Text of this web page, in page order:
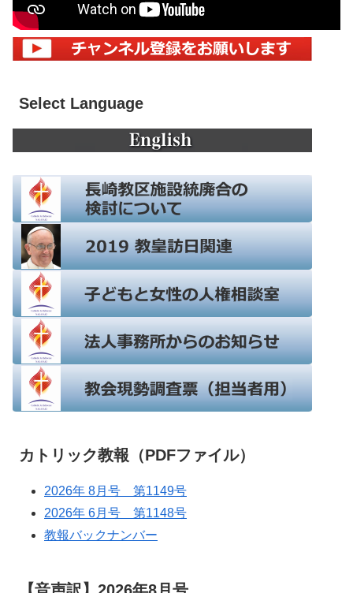
Select Language
カトリック教報（PDFファイル）
2026年 8月号 第1149号
2026年 6月号 第1148号
教報バックナンバー